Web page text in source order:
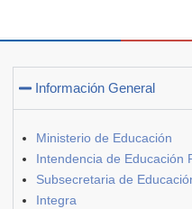
Información General
Ministerio de Educación
Intendencia de Educación
Subsecretaria de
Integra